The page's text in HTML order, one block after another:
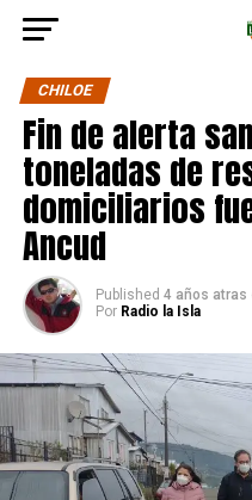
CHILOE
Fin de alerta
toneladas de
domiciliarios
Ancud
Published 4 años atras
Por Radio la Isla